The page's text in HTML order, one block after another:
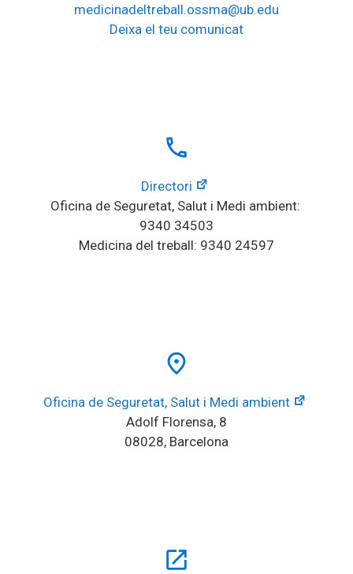
medicinadeltreball.ossma@ub.edu
Deixa el teu comunicat
local_phone
Directori
Oficina de Seguretat, Salut i Medi ambient:
9340 34503
Medicina del treball: 9340 24597
place
Oficina de Seguretat, Salut i Medi ambient
Adolf Florensa, 8
08028, Barcelona
open_in_new